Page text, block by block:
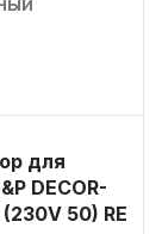
для
DECOR-
(230V 50) RE